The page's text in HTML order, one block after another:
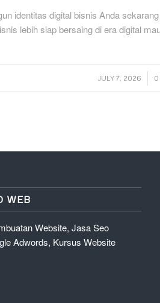
identitas digital bisnis Anda
lebih siap bersaing di era digital
JULY 7, 2026
/ 0
WEB
Website, Jasa Seo
Adwords, Kursus Website